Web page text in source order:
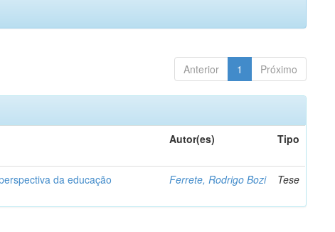
Anterior 1 Próximo
Autor(es) Tipo
da educação
Ferrete, Rodrigo Bozi Tese